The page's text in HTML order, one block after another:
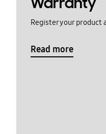
Register your product
Read more